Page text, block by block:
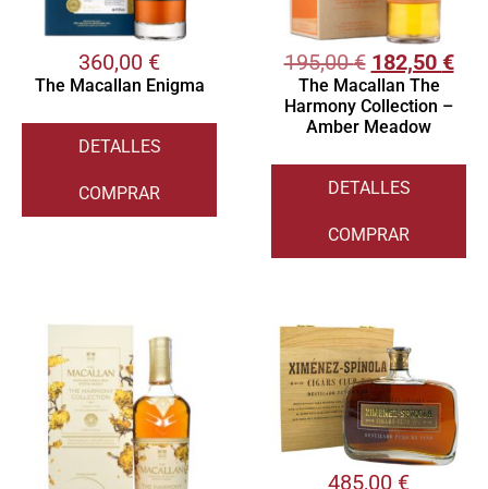
360,00 €
The Macallan Enigma
DETALLES
COMPRAR
195,00€ 182,50 €
The Macallan The
Harmony Collection –
Amber Meadow
DETALLES
COMPRAR
485,00 €